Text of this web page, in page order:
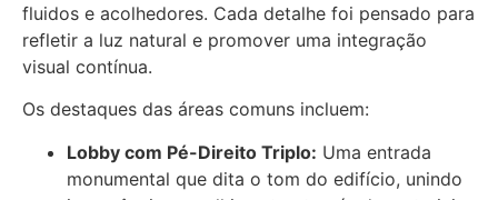
fluidos e acolhedores. Cada detalhe foi pensado para
refletir a luz natural e promover uma integração
visual contínua.
Os destaques das áreas comuns incluem:
Lobby com Pé-Direito Triplo: Uma entrada
monumental que dita o tom do edifício, unindo